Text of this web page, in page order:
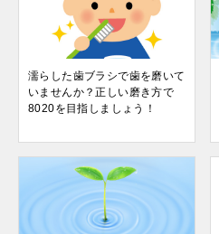
濡らした歯ブラシで歯を磨いて
いませんか？正しい磨き方で
8020を目指しましょう！